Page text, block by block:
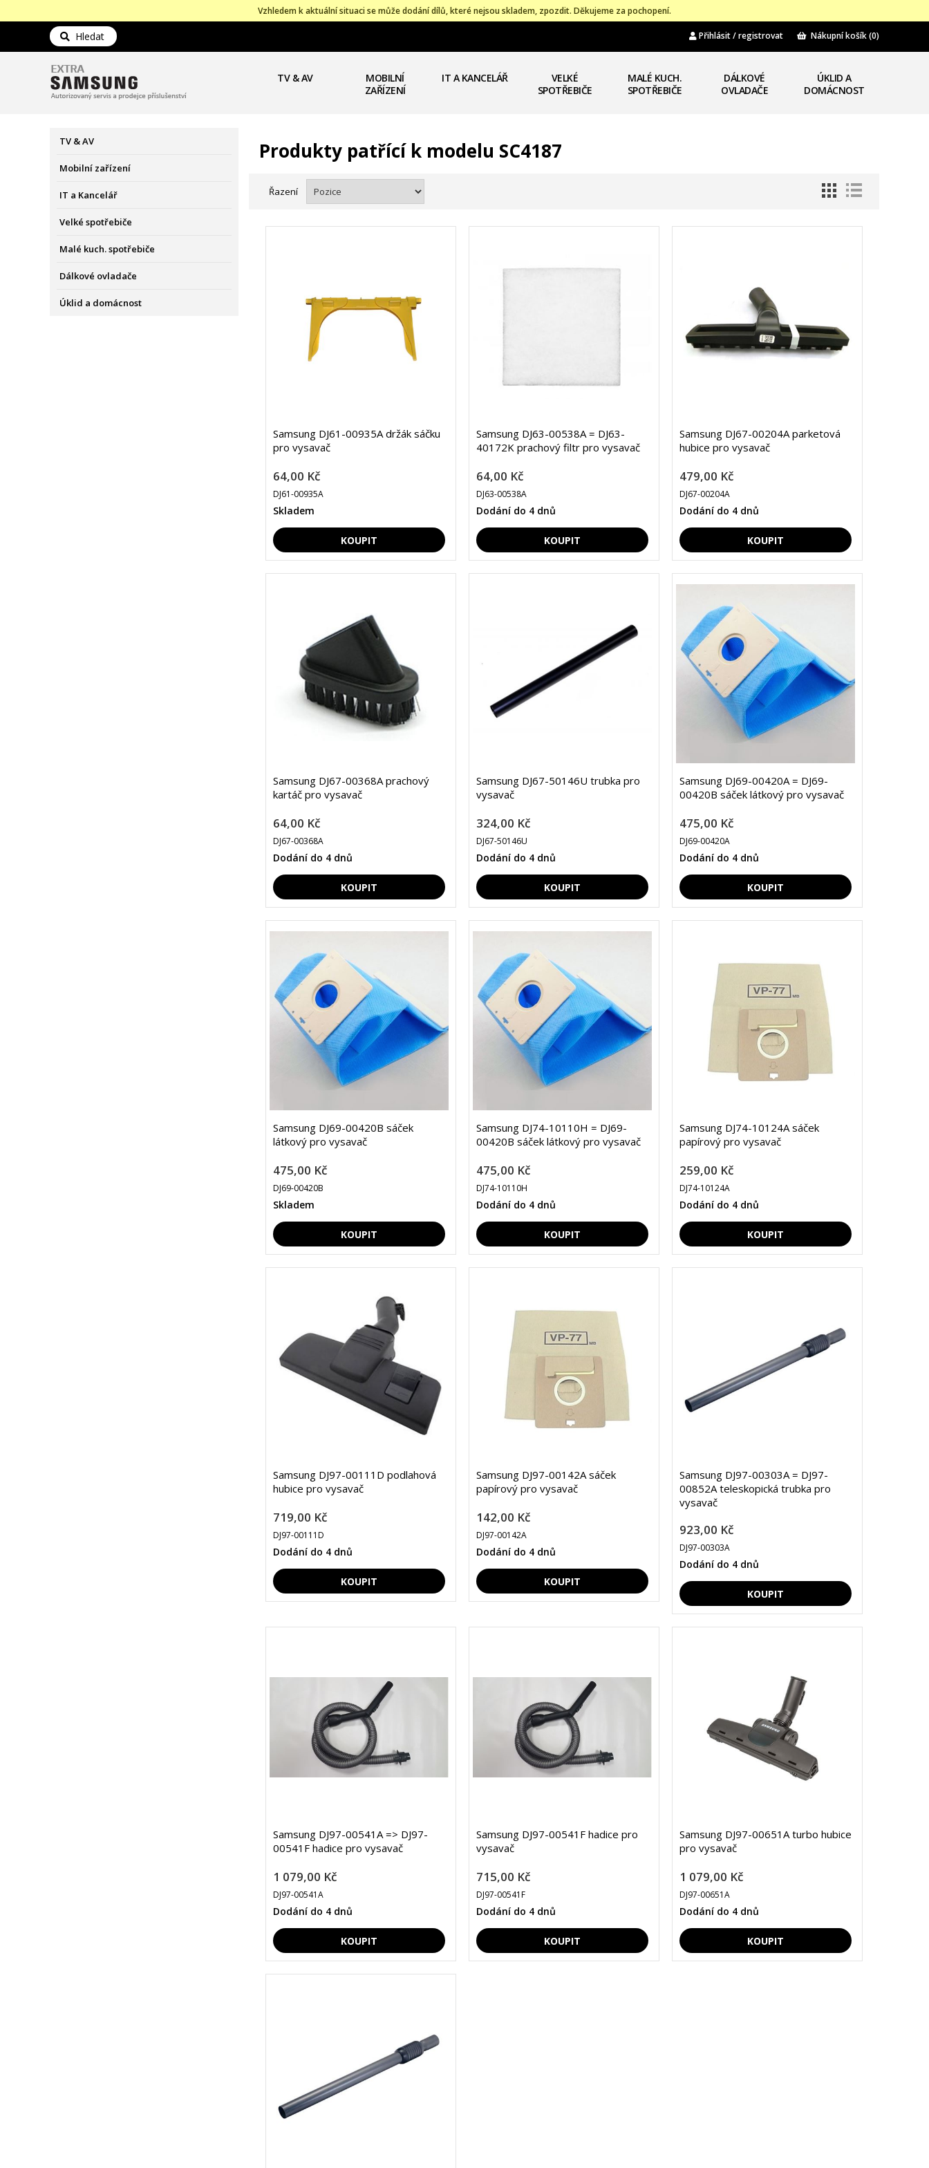
Vzhledem k aktuální situaci se může dodání dílů, které nejsou skladem, zpozdit. Děkujeme za pochopení.
Hledat Přihlásit / registrovat Nákupní košík(0)
TV & AV
MOBILNÍ
ZAŘÍZENÍ
IT A KANCELÁŘ
VELKÉ
SPOTŘEBIČE
MALÉ KUCH.
SPOTŘEBIČE
DÁLKOVÉ
OVLADAČE
ÚKLID A
DOMÁCNOST
TV & AV
Mobilní zařízení
IT a Kancelář
Velké spotřebiče
Malé kuch. spotřebiče
Dálkové ovladače
Úklid a domácnost
Produkty patřící k modelu SC4187
Řazení
Samsung DJ61-00935A držák sáčku
pro vysavač
64,00 Kč
DJ61-00935A
Skladem
Samsung DJ63-00538A = DJ63-
40172K prachový filtr pro vysavač
64,00 Kč
DJ63-00538A
Dodání do 4 dnů
Samsung DJ67-00204A parketová
hubice pro vysavač
479,00 Kč
DJ67-00204A
Dodání do 4 dnů
Samsung DJ67-00368A prachový
kartáč pro vysavač
64,00 Kč
DJ67-00368A
Dodání do 4 dnů
Samsung DJ67-50146U trubka pro
vysavač
324,00 Kč
DJ67-50146U
Dodání do 4 dnů
Samsung DJ69-00420A = DJ69-
00420B sáček látkový pro vysavač
475,00 Kč
DJ69-00420A
Dodání do 4 dnů
Samsung DJ69-00420B sáček
látkový pro vysavač
475,00 Kč
DJ69-00420B
Skladem
Samsung DJ74-10110H = DJ69-
00420B sáček látkový pro vysavač
475,00 Kč
DJ74-10110H
Dodání do 4 dnů
Samsung DJ74-10124A sáček
papírový pro vysavač
259,00 Kč
DJ74-10124A
Dodání do 4 dnů
Samsung DJ97-00111D podlahová
hubice pro vysavač
719,00 Kč
DJ97-00111D
Dodání do 4 dnů
Samsung DJ97-00142A sáček
papírový pro vysavač
142,00 Kč
DJ97-00142A
Dodání do 4 dnů
Samsung DJ97-00303A = DJ97-
00852A teleskopická trubka pro
vysavač
923,00 Kč
DJ97-00303A
Dodání do 4 dnů
Samsung DJ97-00541A => DJ97-
00541F hadice pro vysavač
1 079,00 Kč
DJ97-00541A
Dodání do 4 dnů
Samsung DJ97-00541F hadice pro
vysavač
715,00 Kč
DJ97-00541F
Dodání do 4 dnů
Samsung DJ97-00651A turbo hubice
pro vysavač
1 079,00 Kč
DJ97-00651A
Dodání do 4 dnů